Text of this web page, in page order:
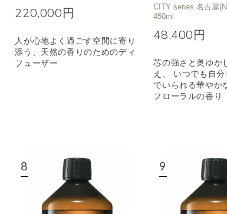
220,000円
人が心地よく過ごす空間に寄り
添う、天然の香りのためのディ
フューザー
CITY series 名古屋
450ml
48,400円
芯の強さと奥ゆか
え、 いつでも自
でいられる華やか
フローラルの香り